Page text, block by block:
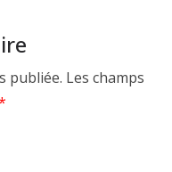
publiée. Les champs